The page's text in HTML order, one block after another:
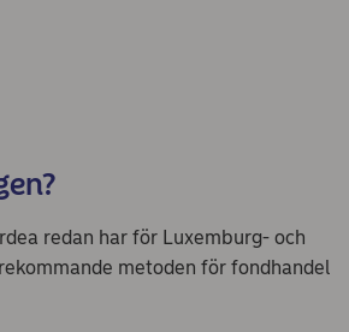
redan har för Luxemburg- och
metoden för fondhandel